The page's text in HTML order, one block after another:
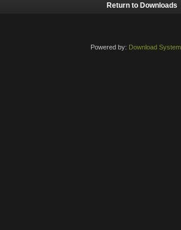
Return to Downloads
Powered by: Download